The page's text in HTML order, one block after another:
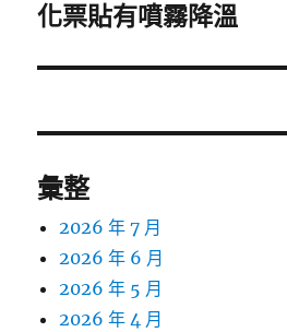
一
文
化票貼有噴霧降溫
彙整
2026 年 7 月
2026 年 6 月
2026 年 5 月
2026 年 4 月